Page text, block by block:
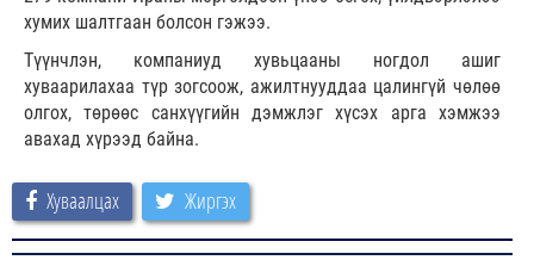
хумих шалтгаан болсон гэжээ.
Түүнчлэн, компаниуд хувьцааны ногдол ашиг
хуваарилахаа түр зогсоож, ажилтнууддаа цалингүй чөлөө
олгох, төрөөс санхүүгийн дэмжлэг хүсэх арга хэмжээ
авахад хүрээд байна.
Хуваалцах Жиргэх